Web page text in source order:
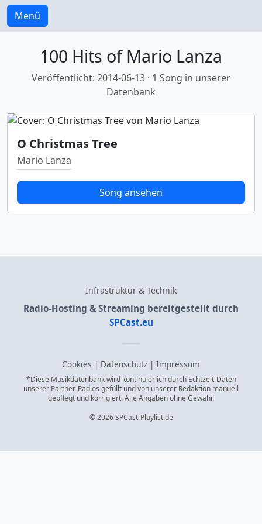
Menü
100 Hits of Mario Lanza
Veröffentlicht: 2014-06-13 · 1 Song in unserer
Datenbank
O Christmas Tree
Mario Lanza
Song ansehen
Infrastruktur & Technik
Radio-Hosting & Streaming bereitgestellt durch
SPCast.eu
Cookies | Datenschutz | Impressum
*Diese Musikdatenbank wird kontinuierlich durch Echtzeit-Daten
unserer Partner-Radios gefüllt und von unserer Redaktion manuell
gepflegt und korrigiert. Alle Angaben ohne Gewähr.
© 2026 SPCast-Playlist.de